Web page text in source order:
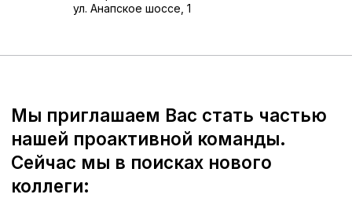
ул. Анапское шоссе, 1